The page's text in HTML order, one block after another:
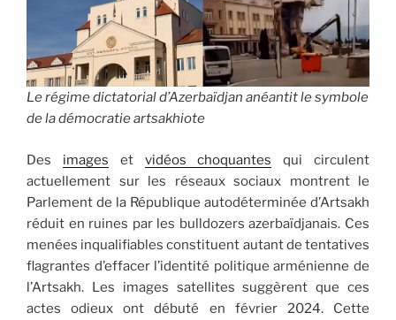
Le régime dictatorial d’Azerbaïdjan anéantit le symbole
de la démocratie artsakhiote
Des images et vidéos choquantes qui circulent
actuellement sur les réseaux sociaux montrent le
Parlement de la République autodéterminée d’Artsakh
réduit en ruines par les bulldozers azerbaïdjanais. Ces
menées inqualifiables constituent autant de tentatives
flagrantes d’effacer l’identité politique arménienne de
l’Artsakh. Les images satellites suggèrent que ces
actes odieux ont débuté en février 2024. Cette